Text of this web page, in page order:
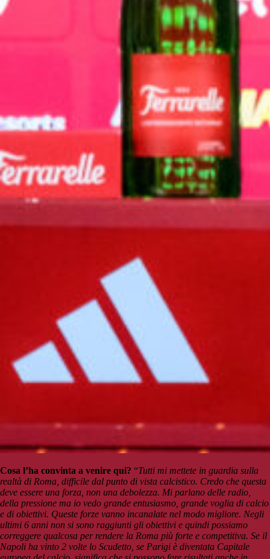
Cosa l’ha convinta a venire qui? “Tutti mi mettete in guardia sulla
realtà di Roma, difficile dal punto di vista calcistico. Credo che questa
deve essere una forza, non una debolezza. Mi parlano delle radio,
della pressione ma io vedo grande entusiasmo, grande voglia di calcio
e di obiettivi. Queste forze vanno incanalate nel modo migliore. Negli
ultimi 6 anni non si sono raggiunti gli obiettivi e quindi possiamo
correggere qualcosa per rendere la Roma più forte e competitiva. Se il
Napoli ha vinto 2 volte lo Scudetto, se Parigi è diventata Capitale